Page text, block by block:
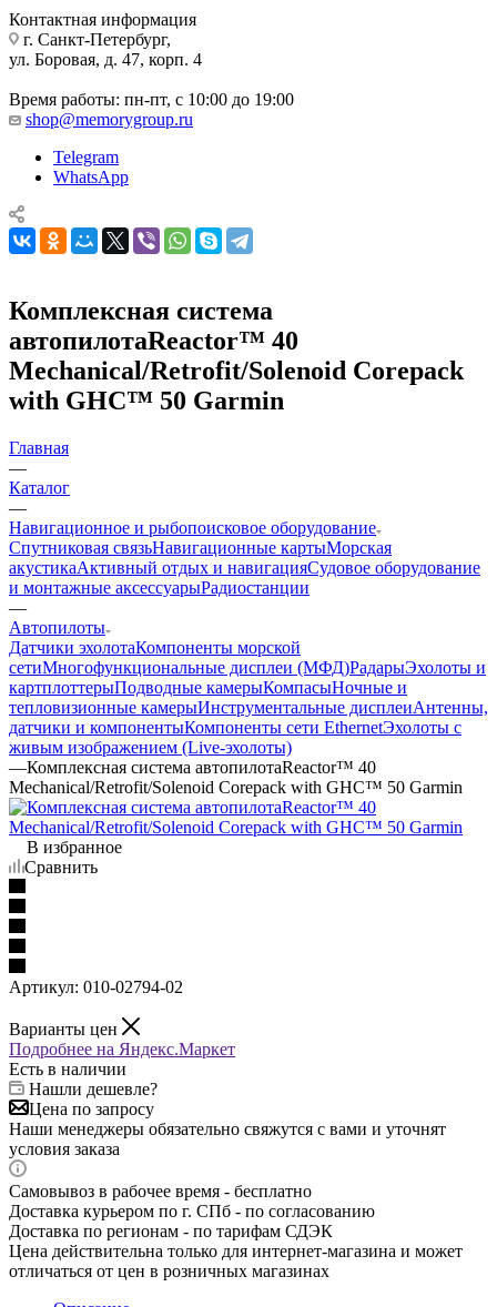
Контактная информация
г. Санкт-Петербург,
ул. Боровая, д. 47, корп. 4
Время работы: пн-пт, с 10:00 до 19:00
shop@memorygroup.ru
Telegram
WhatsApp
Комплексная система
автопилотаReactor™ 40
Mechanical/Retrofit/Solenoid Corepack
with GHC™ 50 Garmin
Главная
—
Каталог
—
Навигационное и рыбопоисковое оборудование
Спутниковая связьНавигационные картыМорская
акустикаАктивный отдых и навигацияСудовое оборудование
и монтажные аксессуарыРадиостанции
—
Автопилоты
Датчики эхолотаКомпоненты морской
сетиМногофункциональные дисплеи (МФД)РадарыЭхолоты и
картплоттерыПодводные камерыКомпасыНочные и
тепловизионные камерыИнструментальные дисплеиАнтенны,
датчики и компонентыКомпоненты сети EthernetЭхолоты с
живым изображением (Live-эхолоты)
—Комплексная система автопилотаReactor™ 40
Mechanical/Retrofit/Solenoid Corepack with GHC™ 50 Garmin
В избранное
Сравнить
Артикул: 010-02794-02
Варианты цен
Подробнее на Яндекс.Маркет
Есть в наличии
Нашли дешевле?
Цена по запросу
Наши менеджеры обязательно свяжутся с вами и уточнят
условия заказа
Самовывоз в рабочее время - бесплатно
Доставка курьером по г. СПб - по согласованию
Доставка по регионам - по тарифам СДЭК
Цена действительна только для интернет-магазина и может
отличаться от цен в розничных магазинах